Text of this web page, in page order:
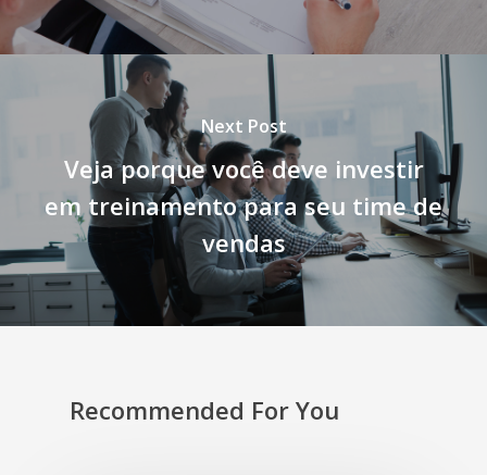
Next Post
Veja porque você deve investir
em treinamento para seu time de
vendas
Recommended For You